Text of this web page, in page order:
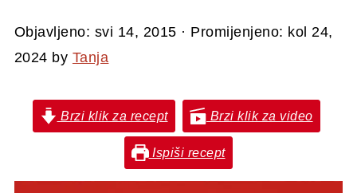
Objavljeno: svi 14, 2015 · Promijenjeno: kol 24,
2024 by Tanja
Brzi klik za recept Brzi klik za video
Ispiši recept